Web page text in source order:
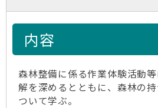
内容
森林整備に係る作業体験活動
解を深めるとともに、森林の
ついて学ぶ。